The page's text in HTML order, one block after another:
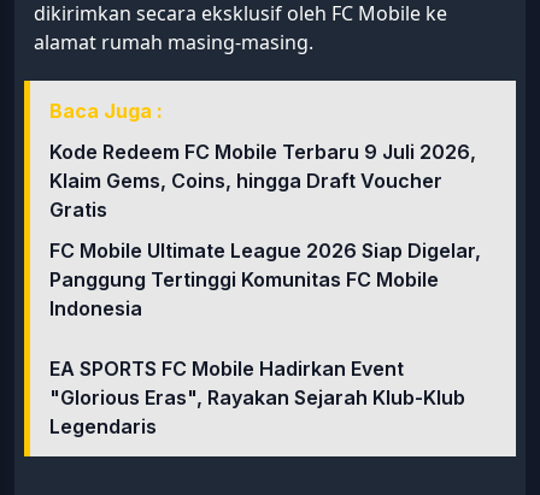
dikirimkan secara eksklusif oleh FC Mobile ke
alamat rumah masing-masing.
Baca Juga :
Kode Redeem FC Mobile Terbaru 9 Juli 2026,
Klaim Gems, Coins, hingga Draft Voucher
Gratis
FC Mobile Ultimate League 2026 Siap Digelar,
Panggung Tertinggi Komunitas FC Mobile
Indonesia
EA SPORTS FC Mobile Hadirkan Event
"Glorious Eras", Rayakan Sejarah Klub-Klub
Legendaris